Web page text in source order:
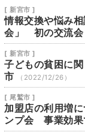
[ 新宮市 ]
情報交換や悩み
会」 初の交流会
[ 新宮市 ]
子どもの貧困に
市
（2022/12/26）
[ 尾鷲市 ]
加盟店の利用増
ンプ会 事業効果